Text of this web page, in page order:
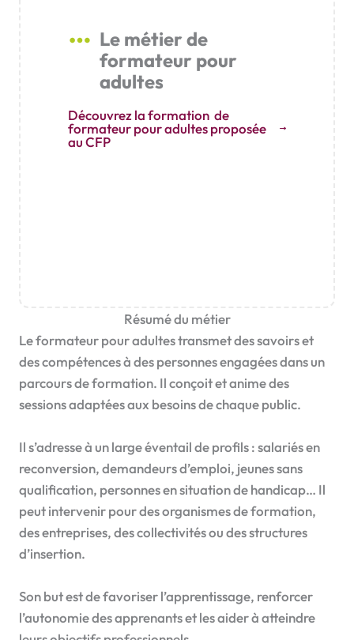
Le métier de
formateur pour
adultes
Découvrez la formation de
formateur pour adultes proposée
au CFP
Résumé du métier
Le formateur pour adultes transmet des savoirs et
des compétences à des personnes engagées dans un
parcours de formation. Il conçoit et anime des
sessions adaptées aux besoins de chaque public.
Il s’adresse à un large éventail de profils : salariés en
reconversion, demandeurs d’emploi, jeunes sans
qualification, personnes en situation de handicap… Il
peut intervenir pour des organismes de formation,
des entreprises, des collectivités ou des structures
d’insertion.
Son but est de favoriser l’apprentissage, renforcer
l’autonomie des apprenants et les aider à atteindre